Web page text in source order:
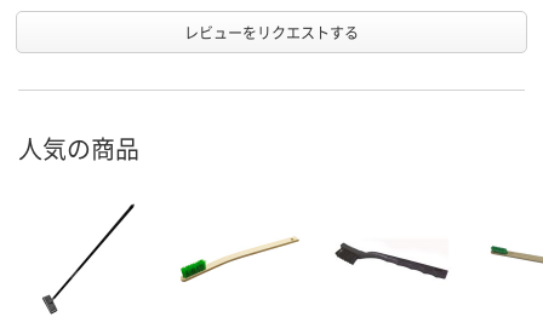
レビューをリクエストする
人気の商品